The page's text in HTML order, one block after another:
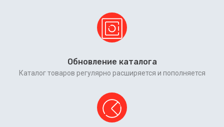
Обновление каталога
Каталог товаров регулярно расширяется и пополняется